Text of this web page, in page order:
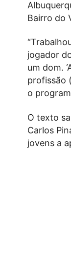
Bairro do
jogador
um dom.
profissão
o
O texto
Carlos
jovens a